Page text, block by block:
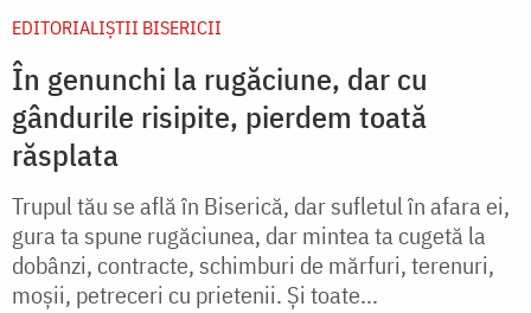
EDITORIALIȘTII BISERICII
În genunchi la rugăciune, dar cu
gândurile risipite, pierdem toată
răsplata
Trupul tău se află în Biserică, dar sufletul în afara ei,
gura ta spune rugăciunea, dar mintea ta cugetă la
dobânzi, contracte, schimburi de mărfuri, terenuri,
moșii, petreceri cu prietenii. Și toate...